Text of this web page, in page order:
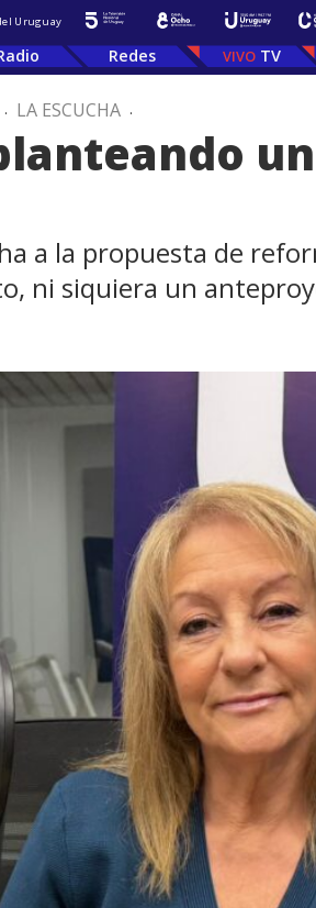
Uruguay
Redes TV
. LA ESCUCHA .
a la propuesta de
ni siquiera un